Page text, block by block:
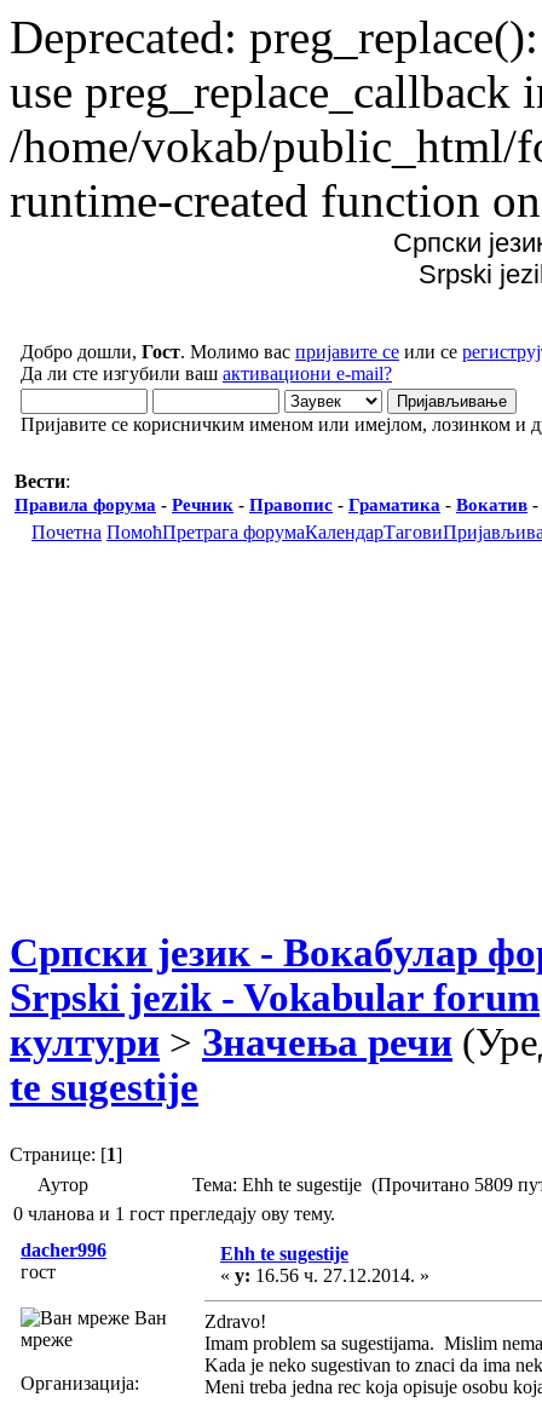
Deprecated:
use preg_replace_callback
/home/vokab/public_html/
runtime-created function
Српски
Srpski
Добро дошли, Гост. Молимо вас пријавите се или се
Да ли сте изгубили ваш активациони e-mail?
Пријавите се корисничким именом или имејлом, лозинком и
Вести:
Правила форума - Речник - Правопис - Граматика - Вокатив -
Почетна ПомоћПретрага форумаКалендарТагови
Српски језик - Вокабулар
Srpski jezik - Vokabular forum
култури > Значења речи
te sugestije
Странице: [1]
Аутор
Тема: Ehh te sugestije (Прочитано 5809
0 чланова и 1 гост прегледају ову тему.
dacher996
гост
Ван
мреже
Организација:
Ehh te sugestije
« у: 16.56 ч. 27.12.2014. »
Zdravo!
Imam problem sa sugestijama. Mislim
Kada je neko sugestivan to znaci da ima
Meni treba jedna rec koja opisuje osobu